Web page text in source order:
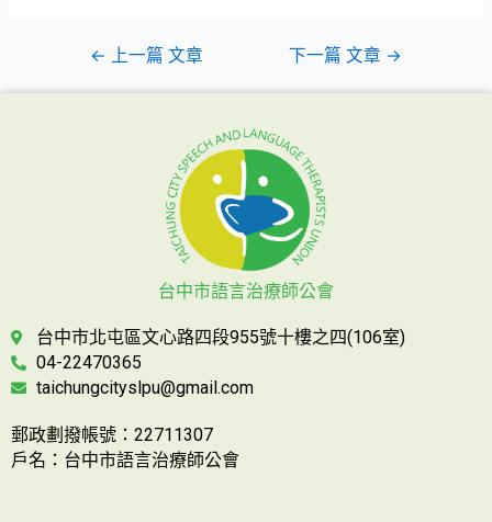
← 上一篇 文章 下一篇 文章 →
台中市語言治療師公會
台中市北屯區文心路四段955號十樓之四(106室)
04-22470365
taichungcityslpu@gmail.com
郵政劃撥帳號：22711307
戶名：台中市語言治療師公會